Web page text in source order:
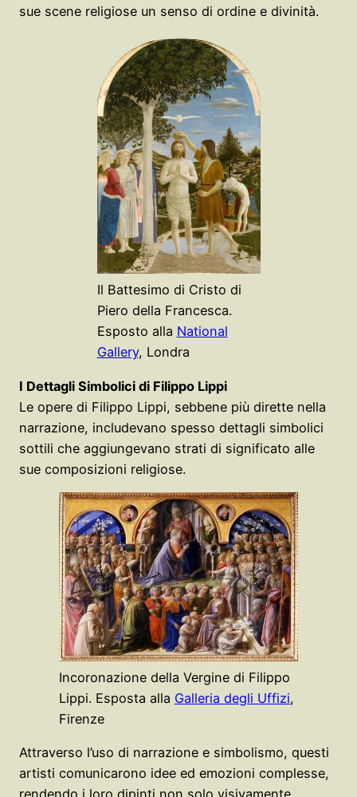
sue scene religiose un senso di ordine e divinità.
Il Battesimo di Cristo di
Piero della Francesca.
Esposto alla National
Gallery, Londra
I Dettagli Simbolici di Filippo Lippi
Le opere di Filippo Lippi, sebbene più dirette nella
narrazione, includevano spesso dettagli simbolici
sottili che aggiungevano strati di significato alle
sue composizioni religiose.
Incoronazione della Vergine di Filippo
Lippi. Esposta alla Galleria degli Uffizi,
Firenze
Attraverso l’uso di narrazione e simbolismo, questi
artisti comunicarono idee ed emozioni complesse,